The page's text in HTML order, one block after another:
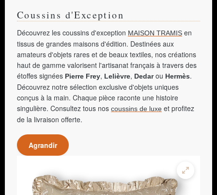
Coussins d'Exception
Découvrez les coussins d'exception MAISON TRAMIS en
tissus de grandes maisons d'édition. Destinées aux
amateurs d'objets rares et de beaux textiles, nos créations
haut de gamme valorisent l'artisanat français à travers des
étoffes signées Pierre Frey, Lelièvre, Dedarou Hermès.
Découvrez notre sélection exclusive d'objets uniques
conçus à la main. Chaque pièce raconte une histoire
singulière. Consultez tous nos coussins de luxe et profitez
de la livraison offerte.
Agrandir